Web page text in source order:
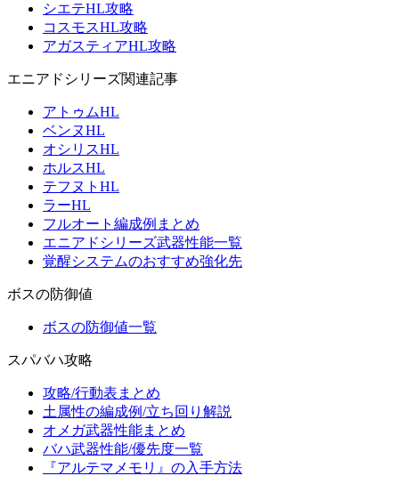
シエテHL攻略
コスモスHL攻略
アガスティアHL攻略
エニアドシリーズ関連記事
アトゥムHL
ベンヌHL
オシリスHL
ホルスHL
テフヌトHL
ラーHL
フルオート編成例まとめ
エニアドシリーズ武器性能一覧
覚醒システムのおすすめ強化先
ボスの防御値
ボスの防御値一覧
スパバハ攻略
攻略/行動表まとめ
土属性の編成例/立ち回り解説
オメガ武器性能まとめ
バハ武器性能/優先度一覧
『アルテマメモリ』の入手方法